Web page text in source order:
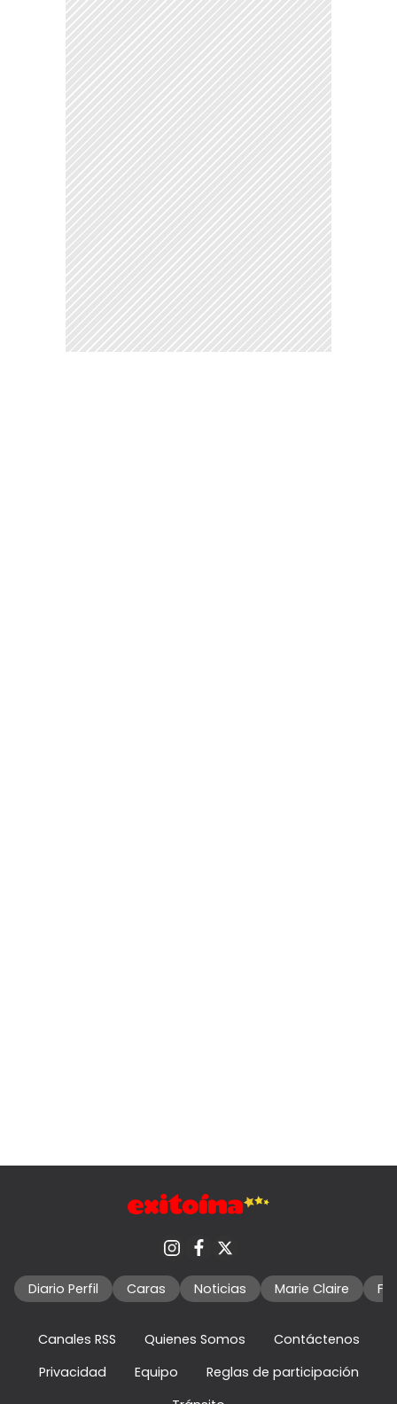
Diario Perfil Caras Noticias Marie Claire
Canales RSS Quienes Somos
Contáctenos
Privacidad
Equipo
Reglas de participación